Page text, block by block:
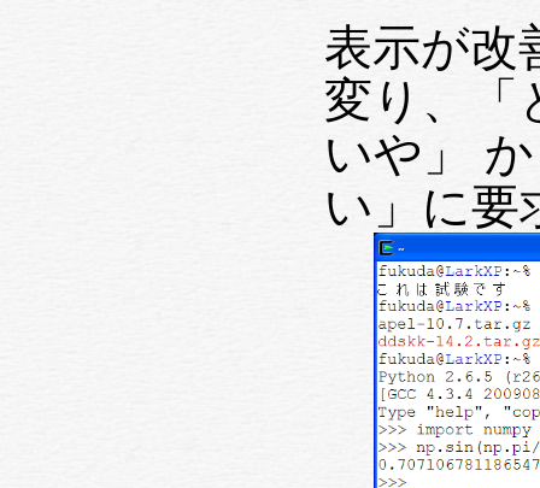
表示が改
変り、「
いや」
い」に要